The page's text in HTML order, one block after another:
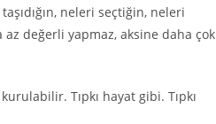
neleri seçtiğin, neleri
değerli yapmaz, aksine daha çok
Tıpkı hayat gibi. Tıpkı